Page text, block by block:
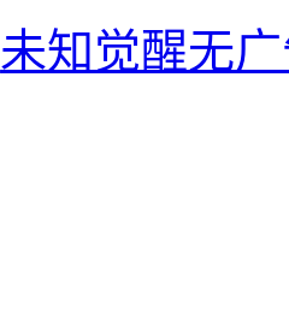
未知觉醒无